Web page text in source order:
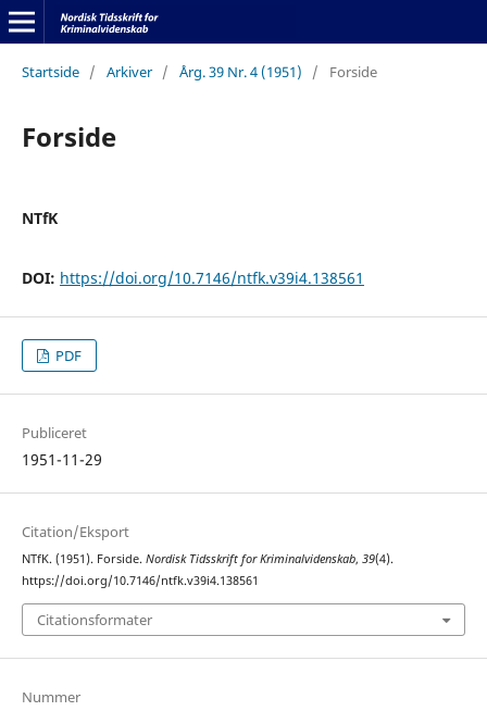
Startside / Arkiver / Årg. 39 Nr. 4 (1951) / Forside
Forside
NTfK
DOI: https://doi.org/10.7146/ntfk.v39i4.138561
PDF
Publiceret
1951-11-29
Citation/Eksport
NTfK. (1951). Forside. Nordisk Tidsskrift for Kriminalvidenskab, 39(4).
https://doi.org/10.7146/ntfk.v39i4.138561
Citationsformater
Nummer